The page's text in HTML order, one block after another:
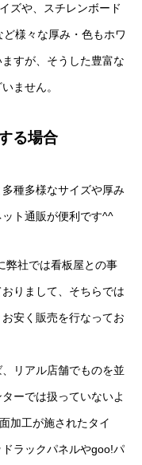
ズや、スチレンボード
様々な厚み・色もホワ
すが、そうした豊富な
ません。
る場合
種多様なサイズや厚み
ト通販が便利です^^
弊社では看板屋との事
りまして、そちらでは
安く販売を行なってお
リアル店舗でものを並
ーでは扱っていないよ
加工が施されたタイ
ラックパネルやgoo!パ